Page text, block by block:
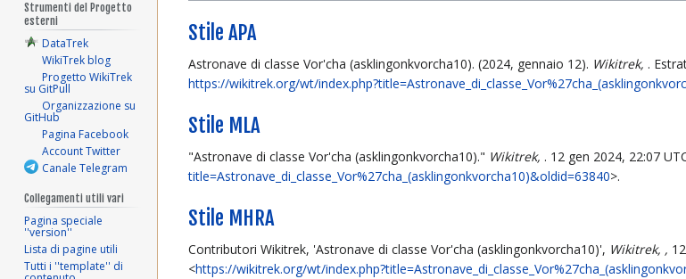
Stile APA
Astronave di classe Vor'cha (asklingonkvorcha10). (2024, gennaio 12). Wikitrek, .
https://wikitrek.org/wt/
Stile MLA
"Astronave di classe Vor'cha (asklingonkvorcha10)." Wikitrek, . 12 gen 2024, 22:07
title=Astronave_di_classe_Vor%27cha_(asklingonkvorcha10)&oldid=63840>.
Stile MHRA
Contributori Wikitrek, 'Astronave di classe Vor'cha (asklingonkvorcha10)', Wikitrek, ,
<https://wikitrek.org/wt/
Strumenti del Progetto
esterni
DataTrek
WikiTrek blog
Progetto WikiTrek
su GitPull
Organizzazione su
GitHub
Pagina Facebook
Account Twitter
Canale Telegram
Collegamenti utili vari
Pagina speciale
''version''
Lista di pagine utili
Tutti i ''template'' di